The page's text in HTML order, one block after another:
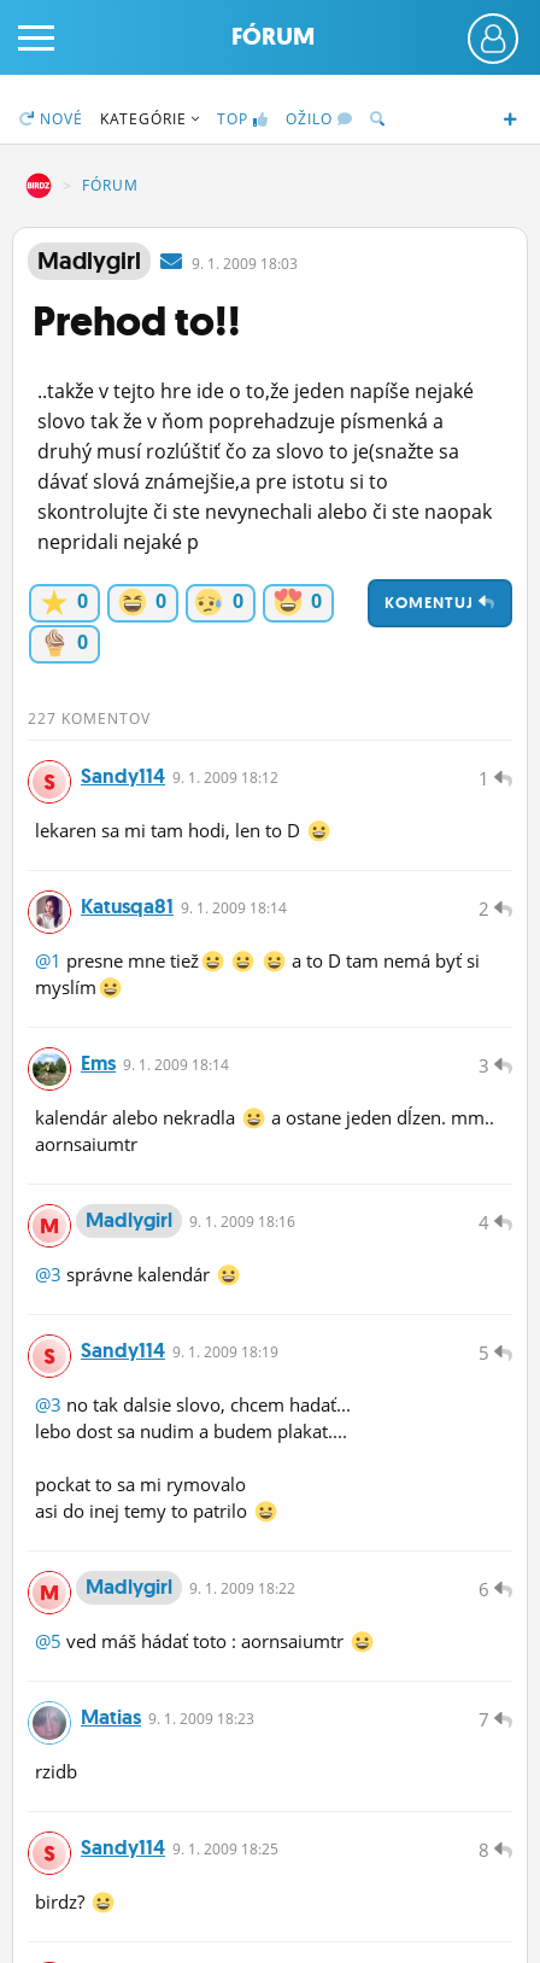
PRIHLÁS SA
ČINŽIAK
STATUSY
BLOGY
OBRÁZKY
MÔJ PROFIL
NASTAVENIA
ROLETA
FÓRUM
NOVÉ KATEGÓRIE TOP OŽILO
FÓRUM
Madlygirl 9. 1. 2009 18:03
Prehod to!!
..takže v tejto hre ide o to,že jeden napíše nejaké
slovo tak že v ňom poprehadzuje písmenká a
druhý musí rozlúštiť čo za slovo to je(snažte sa
dávať slová známejšie,a pre istotu si to
skontrolujte či ste nevynechali alebo či ste naopak
nepridali nejaké p
KOMENTUJ
0 0 0
0
0
227 KOMENTOV
1
Sandy114 9. 1. 2009 18:12
lekaren sa mi tam hodi, len to D
2
Katusqa81 9. 1. 2009 18:14
@1 presne mne tiež
a to D tam nemá byť si
myslím
3
Ems 9. 1. 2009 18:14
kalendár alebo nekradla
a ostane jeden dĺzen. mm..
aornsaiumtr
4
Madlygirl 9. 1. 2009 18:16
@3 správne kalendár
5
Sandy114 9. 1. 2009 18:19
@3 no tak dalsie slovo, chcem hadať...
lebo dost sa nudim a budem plakat....
pockat to sa mi rymovalo
asi do inej temy to patrilo
6
Madlygirl 9. 1. 2009 18:22
@5 ved máš hádať toto : aornsaiumtr
7
Matias 9. 1. 2009 18:23
rzidb
8
Sandy114 9. 1. 2009 18:25
birdz?